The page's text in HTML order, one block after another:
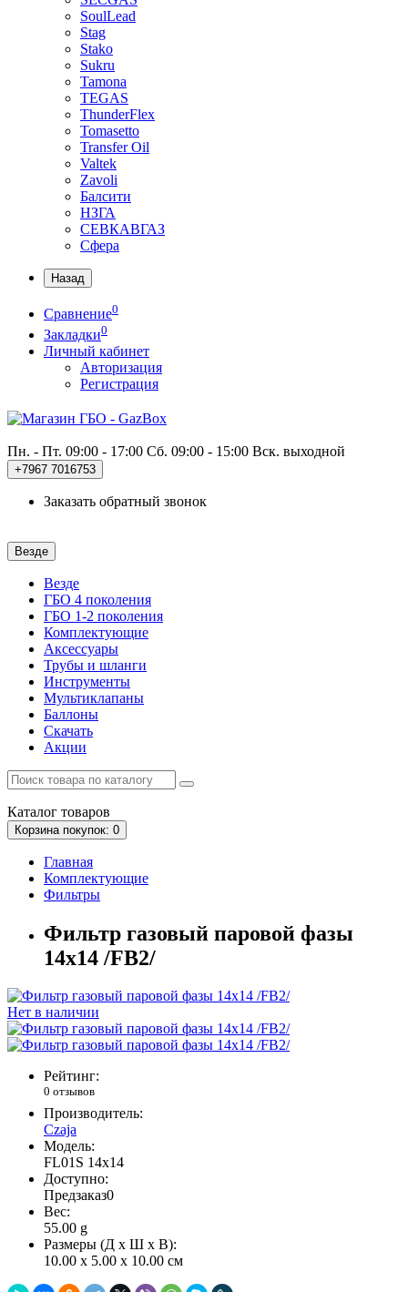
SoulLead
Stag
Stako
Sukru
Tamona
TEGAS
ThunderFlex
Tomasetto
Transfer Oil
Valtek
Zavoli
Балсити
НЗГА
СЕВКАВГАЗ
Сфера
Назад
Сравнение0
Закладки0
Личный кабинет
Авторизация
Регистрация
Пн. - Пт. 09:00 - 17:00 Сб. 09:00 - 15:00 Вск. выходной
+7967 7016753
Заказать обратный звонок
Везде
Везде
ГБО 4 поколения
ГБО 1-2 поколения
Комплектующие
Аксессуары
Трубы и шланги
Инструменты
Мультиклапаны
Баллоны
Скачать
Акции
Каталог товаров
Корзина покупок: 0
Главная
Комплектующие
Фильтры
Фильтр газовый паровой фазы
14х14 /FB2/
Нет в наличии
Рейтинг:
0 отзывов
Производитель:
Czaja
Модель:
FL01S 14x14
Доступно:
Предзаказ0
Вес:
55.00 g
Размеры (Д x Ш x В):
10.00 x 5.00 x 10.00 см